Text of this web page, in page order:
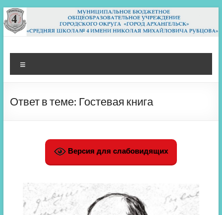
Перейти
к
содержимому
МБОУ СШ 4
Архангельск
Ответ в теме: Гостевая книга
Версия для слабовидящих